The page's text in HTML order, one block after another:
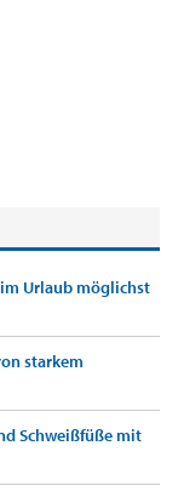
Urlaub möglichst
starkem
Schweißfüße mit